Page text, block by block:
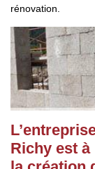
rénovation.
Richy est